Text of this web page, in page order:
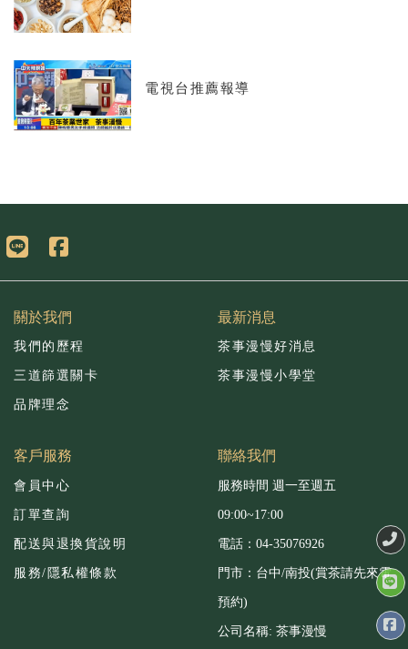
電視台推薦報導
關於我們
我們的歷程
三道篩選關卡
品牌理念
最新消息
茶事漫慢好消息
茶事漫慢小學堂
客戶服務
會員中心
訂單查詢
配送與退換貨說明
服務/隱私權條款
聯絡我們
服務時間 週一至週五
09:00~17:00
電話：04-35076926
門市：台中/南投(賞茶請先來電
預約)
公司名稱: 茶事漫慢